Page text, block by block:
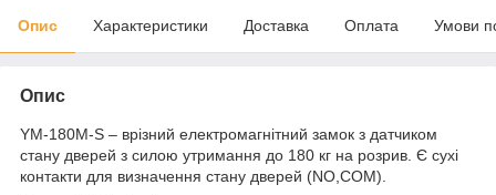
Опис Характеристики Доставка Оплата Умови
Опис
YM-180M-S – врізний електромагнітний замок з датчиком
стану дверей з силою утримання до 180 кг на розрив. Є сухі
контакти для визначення стану дверей (NO,COM).